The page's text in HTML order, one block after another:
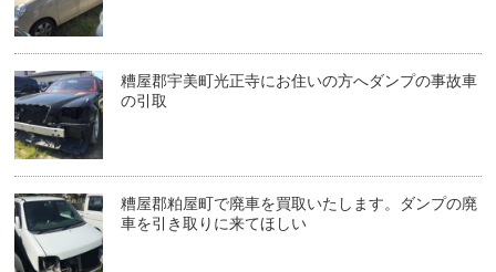
糟屋郡宇美町光正寺にお住いの方へダンプの事故車
の引取
糟屋郡粕屋町で廃車を買取いたします。ダンプの廃
車を引き取りに来てほしい